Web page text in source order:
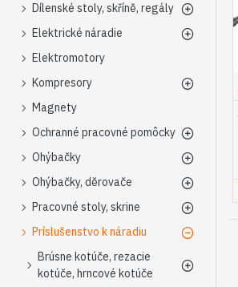
Dílenské stoly, skříně, regály
Elektrické náradie
Elektromotory
Kompresory
Magnety
Ochranné pracovné pomôcky
Ohýbačky
Ohýbačky, děrovače
Pracovné stoly, skrine
Príslušenstvo k náradiu
Brúsne kotúče, rezacie
kotúče, hrncové kotúče